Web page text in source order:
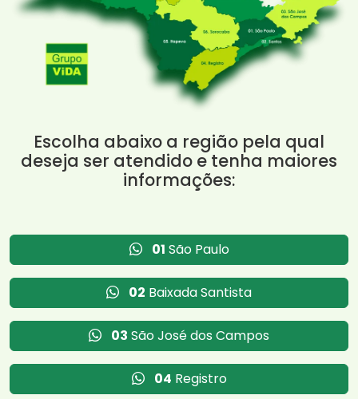
Escolha abaixo a região pela qual
deseja ser atendido e tenha maiores
informações:
01 São Paulo
02 Baixada Santista
03 São José dos Campos
04 Registro